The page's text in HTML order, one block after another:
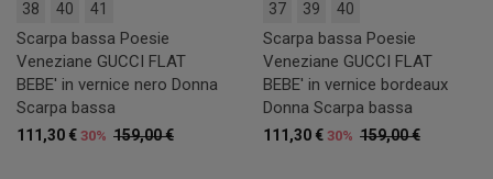
38 40 41
Scarpa bassa Poesie
Veneziane GUCCI FLAT
BEBE' in vernice nero Donna
Scarpa bassa
159,00 €
111,30 € 30%
37 39 40
Scarpa bassa Poesie
Veneziane GUCCI FLAT
BEBE' in vernice bordeaux
Donna Scarpa bassa
159,00 €
111,30 € 30%